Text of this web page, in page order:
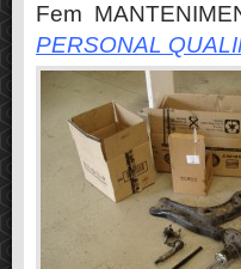
Fem
PERSONAL